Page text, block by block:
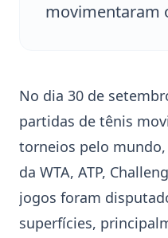
movimentaram
No dia 30 de
partidas de tênis
torneios pelo
da WTA, ATP,
jogos foram
superfícies,